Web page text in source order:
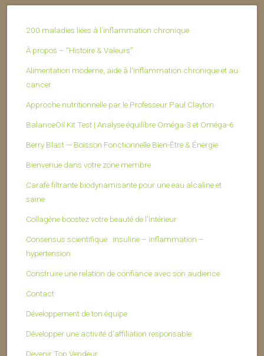
200 maladies liées à l’inflammation chronique
À propos – “Histoire & Valeurs”
Alimentation moderne, aide à l'inflammation chronique et au
cancer
Approche nutritionnelle par le Professeur Paul Clayton
BalanceOil Kit Test | Analyse équilibre Oméga-3 et Oméga-6
Berry Blast — Boisson Fonctionnelle Bien-Être & Énergie
Bienvenue dans votre zone membre
Carafe filtrante biodynamisante pour une eau alcaline et
saine
Collagène boostez votre beauté de l’intérieur
Consensus scientifique : insuline – inflammation –
hypertension
Construire une relation de confiance avec son audience
Contact
Développement de ton équipe
Développer une activité d’affiliation responsable
Devenir Top Vendeur